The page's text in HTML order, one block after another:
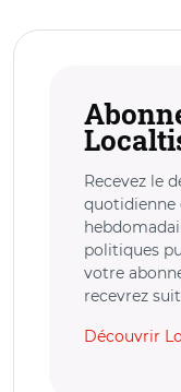
Recevez le
quotidienne
politiques
votre
recevrez
Découvrir